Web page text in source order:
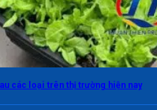
các loại trên thị trường hiện nay